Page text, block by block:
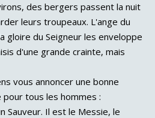
des bergers passent la nuit
leurs troupeaux. L'ange du
gloire du Seigneur les enveloppe
d'une grande crainte, mais
vous annoncer une bonne
tous les hommes :
Sauveur. Il est le Messie, le